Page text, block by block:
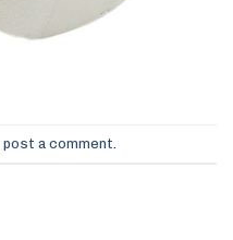
post a comment